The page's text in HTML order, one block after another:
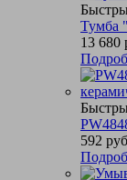
Тумба
13 680
592